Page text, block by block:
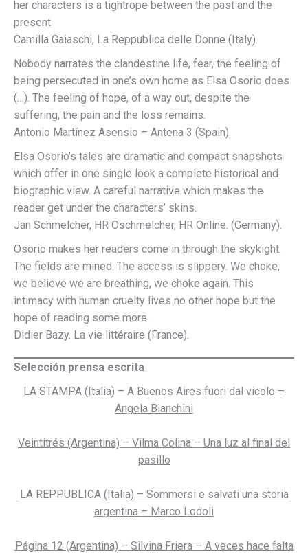
her characters is a tightrope between the past and the
present
Camilla Gaiaschi, La Reppublica delle Donne (Italy).
Nobody narrates the clandestine life, fear, the feeling of
being persecuted in one’s own home as Elsa Osorio does
(…). The feeling of hope, of a way out, despite the
suffering, the pain and the loss remains.
Antonio Martínez Asensio – Antena 3 (Spain).
Elsa Osorio’s tales are dramatic and compact snapshots
which offer in one single look a complete historical and
biographic view. A careful narrative which makes the
reader get under the characters’ skins.
Jan Schmelcher, HR Oschmelcher, HR Online. (Germany).
Osorio makes her readers come in through the skykight.
The fields are mined. The access is slippery. We choke,
we believe we are breathing, we choke again. This
intimacy with human cruelty lives no other hope but the
hope of reading some more.
Didier Bazy. La vie littéraire (France).
Selección prensa escrita
LA STAMPA (Italia) – A Buenos Aires fuori dal vicolo –
Angela Bianchini
Veintitrés (Argentina) – Vilma Colina – Una luz al final del
pasillo
LA REPPUBLICA (Italia) – Sommersi e salvati una storia
argentina – Marco Lodoli
Página 12 (Argentina) – Silvina Friera – A veces hace falta